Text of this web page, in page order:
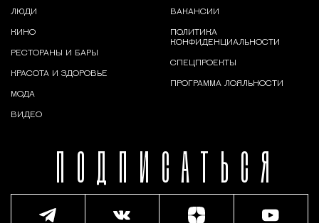
ПОДПИСАТЬСЯ
ЛЮДИ
КИНО
РЕСТОРАНЫ И БАРЫ
КРАСОТА И ЗДОРОВЬЕ
МОДА
ВИДЕО
ВАКАНСИИ
ПОЛИТИКА
КОНФИДЕНЦИАЛЬНОСТИ
СПЕЦПРОЕКТЫ
ПРОГРАММА ЛОЯЛЬНОСТИ